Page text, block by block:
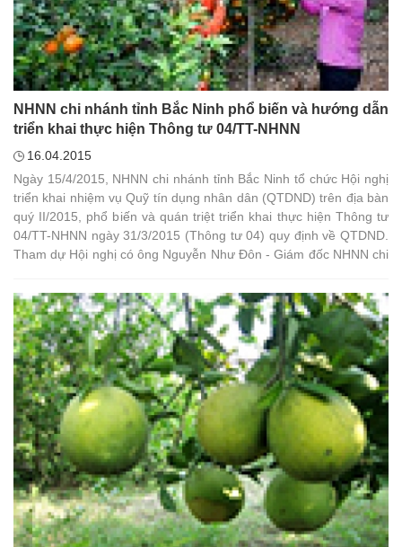
NHNN chi nhánh tỉnh Bắc Ninh phổ biến và hướng dẫn
triển khai thực hiện Thông tư 04/TT-NHNN
16.04.2015
Ngày 15/4/2015, NHNN chi nhánh tỉnh Bắc Ninh tổ chức Hội nghị
triển khai nhiệm vụ Quỹ tín dụng nhân dân (QTDND) trên địa bàn
quý II/2015, phổ biến và quán triệt triển khai thực hiện Thông tư
04/TT-NHNN ngày 31/3/2015 (Thông tư 04) quy định về QTDND.
Tham dự Hội nghị có ông Nguyễn Như Đôn - Giám đốc NHNN chi
Ngân hàng HTX chi nhánh Bắc Ninh và Chủ tịch HĐQT, Giám
đốc, Kiểm soát trưởng, Kế toán trưởng của 26 QTDND trên địa
bàn.